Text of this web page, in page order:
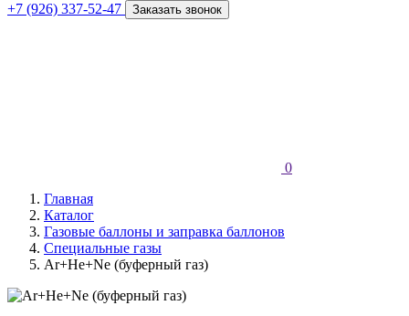
+7 (926) 337-52-47 Заказать звонок
0
Главная
Каталог
Газовые баллоны и заправка баллонов
Специальные газы
Ar+He+Ne (буферный газ)